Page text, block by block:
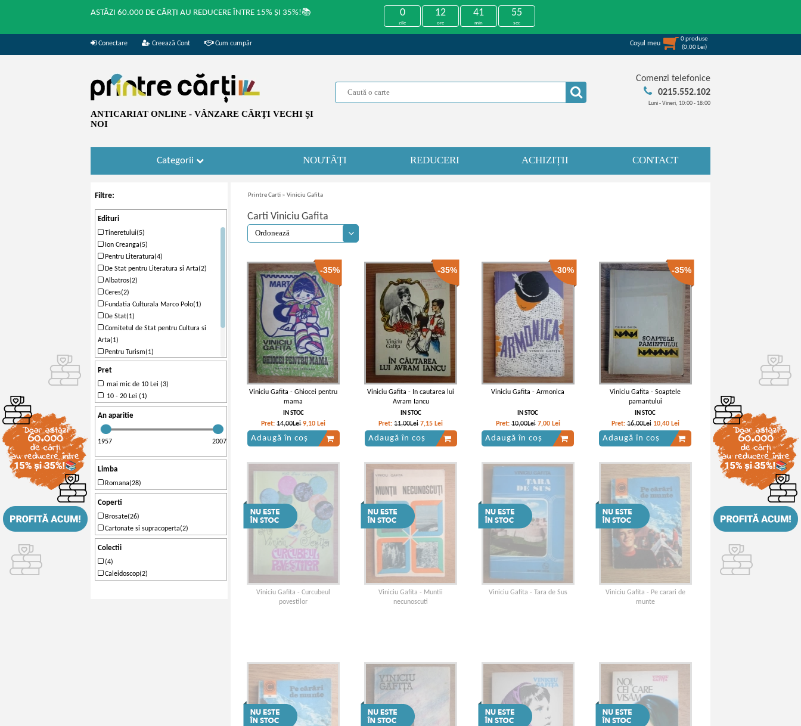
ASTĂZI 60.000 DE CĂRȚI AU REDUCERE ÎNTRE 15% ȘI 35%!📚 0
zile
12
ore
41
min
54
sec
Conectare Creează Cont Cum cumpăr Coşul meu
0produse
(0,00 Lei)
ANTICARIAT ONLINE - VÂNZARE CĂRŢI VECHI ŞI
NOI
Comenzi telefonice
0215.552.102
Luni - Vineri, 10:00 - 18:00
Categorii NOUTĂȚI REDUCERI ACHIZIȚII CONTACT
Filtre:
Edituri
Tineretului(5)
Ion Creanga(5)
Pentru Literatura(4)
De Stat pentru Literatura si Arta(2)
Albatros(2)
Ceres(2)
Fundatia Culturala Marco Polo(1)
De Stat(1)
Comitetul de Stat pentru Cultura si
Arta(1)
Pentru Turism(1)
Sport-Turism(1)
Pret
mai mic de 10 Lei (3)
10 - 20 Lei (1)
An aparitie
1957 2007
Limba
Romana(28)
Coperti
Brosate(26)
Cartonate si supracoperta(2)
Colectii
(4)
Caleidoscop(2)
Printre Carti » Viniciu Gafita
Carti Viniciu Gafita
-35%
Viniciu Gafita - Ghiocei pentru
mama
IN STOC
Pret:14,00Lei 9,10 Lei
Adaugă în coș
-35%
Viniciu Gafita - In cautarea lui
Avram Iancu
IN STOC
Pret:11,00Lei 7,15 Lei
Adaugă în coș
-30%
Viniciu Gafita - Armonica
IN STOC
Pret: 10,00Lei 7,00 Lei
Adaugă în coș
-35%
Viniciu Gafita - Soaptele
pamantului
IN STOC
Pret:16,00Lei 10,40 Lei
Adaugă în coș
Viniciu Gafita - Curcubeul
povestilor
Viniciu Gafita - Muntii
necunoscuti
Viniciu Gafita - Tara de Sus
Viniciu Gafita - Pe carari de
munte